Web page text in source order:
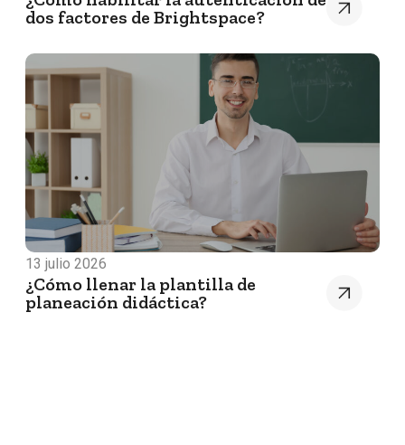
dos factores de Brightspace?
13 julio 2026
¿Cómo llenar la plantilla de
planeación didáctica?